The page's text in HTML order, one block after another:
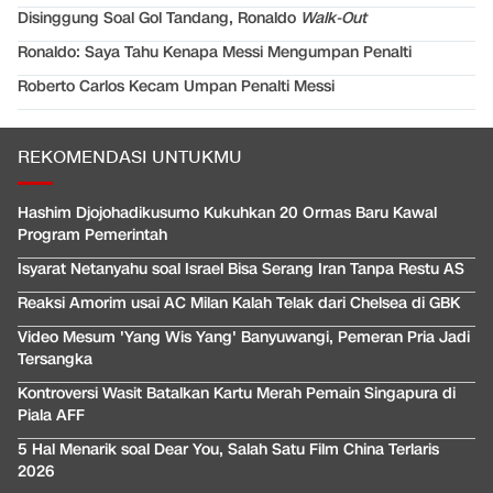
Disinggung Soal Gol Tandang, Ronaldo Walk-Out
Ronaldo: Saya Tahu Kenapa Messi Mengumpan Penalti
Roberto Carlos Kecam Umpan Penalti Messi
REKOMENDASI UNTUKMU
Hashim Djojohadikusumo Kukuhkan 20 Ormas Baru Kawal
Program Pemerintah
Isyarat Netanyahu soal Israel Bisa Serang Iran Tanpa Restu AS
Reaksi Amorim usai AC Milan Kalah Telak dari Chelsea di GBK
Video Mesum 'Yang Wis Yang' Banyuwangi, Pemeran Pria Jadi
Tersangka
Kontroversi Wasit Batalkan Kartu Merah Pemain Singapura di
Piala AFF
5 Hal Menarik soal Dear You, Salah Satu Film China Terlaris
2026